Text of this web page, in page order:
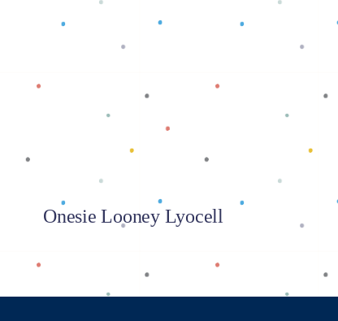
Onesie Looney Lyocell